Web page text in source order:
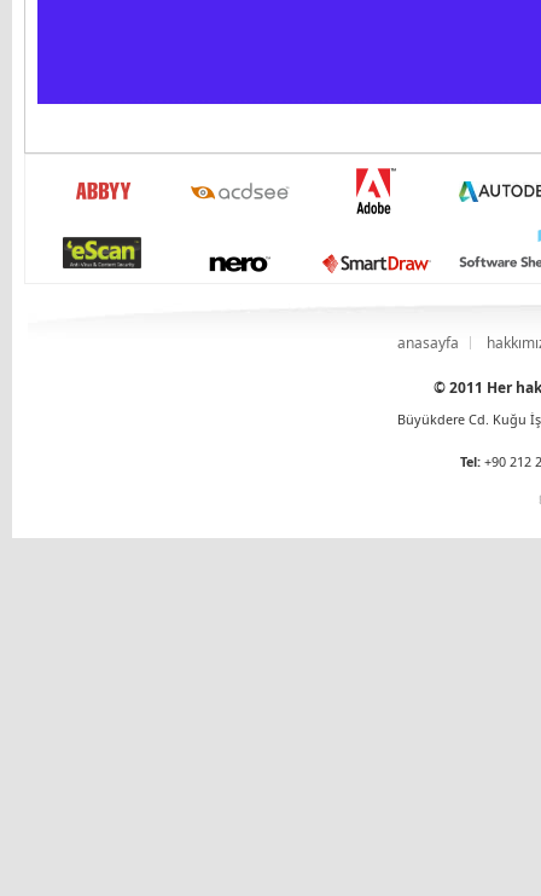
anasayfa
© 2011 Her
Büyükdere Cd. Kuğu
Tel: +90 212